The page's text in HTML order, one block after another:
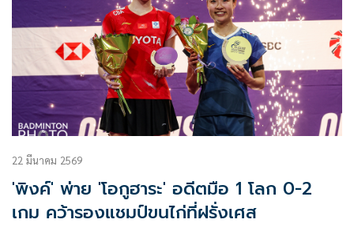
22 มีนาคม 2569
'พิงค์' พ่าย 'โอกูฮาระ' อดีตมือ 1 โลก 0-2
เกม คว้ารองแชมป์ขนไก่ที่ฝรั่งเศส